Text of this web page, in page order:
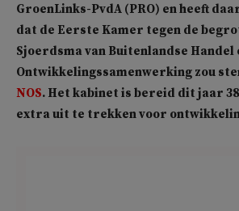
GroenLinks-PvdA (PRO) en heeft
dat de Eerste Kamer tegen de
Sjoerdsma van Buitenlandse Handel
Ontwikkelingssamenwerking zou
NOS. Het kabinet is bereid dit jaar
extra uit te trekken voor